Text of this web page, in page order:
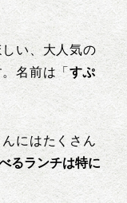
い、大人気の
名前は「すぷ
にはたくさん
るランチは特に